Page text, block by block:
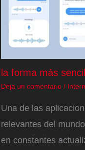
la forma más
Deja un comentario /
Una de las
relevantes del
en constantes